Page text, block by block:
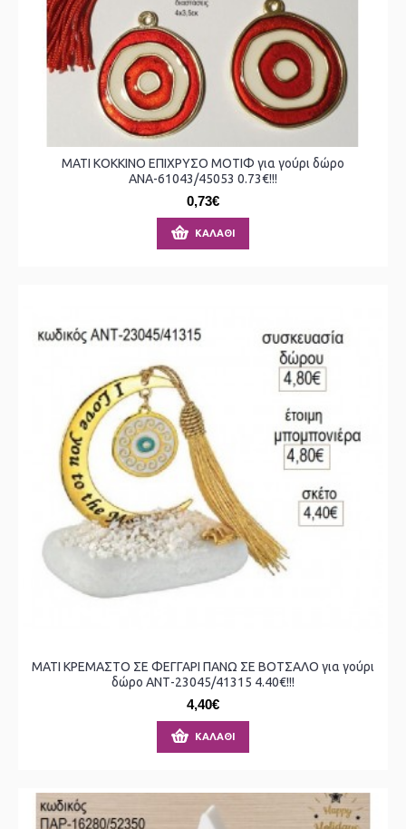
ΜΑΤΙ ΚΟΚΚΙΝΟ ΕΠΙΧΡΥΣΟ ΜΟΤΙΦ για γούρι δώρο
ΑΝΑ-61043/45053 0.73€!!!
0,73€
ΚΑΛΆΘΙ
ΜΑΤΙ ΚΡΕΜΑΣΤΟ ΣΕ ΦΕΓΓΑΡΙ ΠΑΝΩ ΣΕ ΒΟΤΣΑΛΟ για γούρι
δώρο ΑΝΤ-23045/41315 4.40€!!!
4,40€
ΚΑΛΆΘΙ